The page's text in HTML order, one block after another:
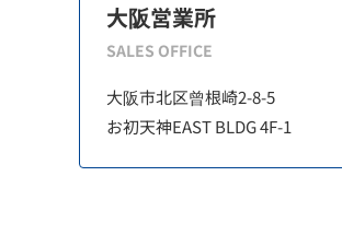
大阪営業所
SALES OFFICE
大阪市北区曾根崎2-8-5
お初天神EAST BLDG 4F-1